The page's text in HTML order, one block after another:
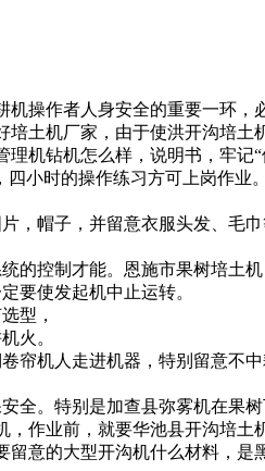
机操作者人身安全的重要一环，
培土机厂家， 由于使洪开沟培土
理机钻机怎么样， 说明书，牢记
四小时的操作练习方可上岗作业。
， 帽子，并留意衣服头发、毛
的控制才能。 恩施市果树培土机
要使发起机中止运转。
型，
火。
帘机人走进机器，特别留意不
全。特别是加查县弥雾机在果
， 作业前，就要华池县开沟培土
留意的大型开沟机什么材料， 是